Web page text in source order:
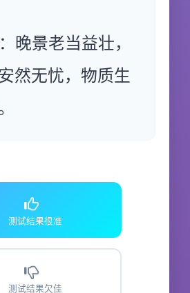
晚景老当益壮，
然无忧，物质生
测试结果很准
测试结果欠佳